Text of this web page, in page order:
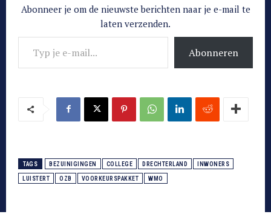
Abonneer je om de nieuwste berichten naar je e-mail te
laten verzenden.
Typ je e-mail...
Abonneren
TAGS BEZUINIGINGEN COLLEGE DRECHTERLAND INWONERS
LUISTERT OZB VOORKEURSPAKKET WMO